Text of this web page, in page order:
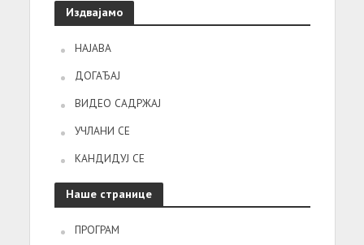
Издвајамо
НАЈАВА
ДОГАЂАЈ
ВИДЕО САДРЖАЈ
УЧЛАНИ СЕ
КАНДИДУЈ СЕ
Наше странице
ПРОГРАМ